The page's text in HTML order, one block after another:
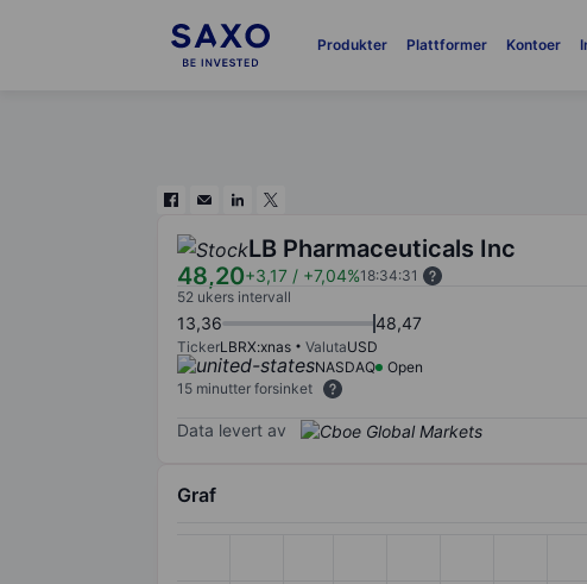
Produkter Plattformer Kontoer
LB Pharmaceuticals Inc
48,20+3,17 / +7,04%18:34:31
52 ukers intervall
13,36 48,47
TickerLBRX:xnas ValutaUSD
NASDAQ
Open
15 minutter forsinket
Data levert av
Graf